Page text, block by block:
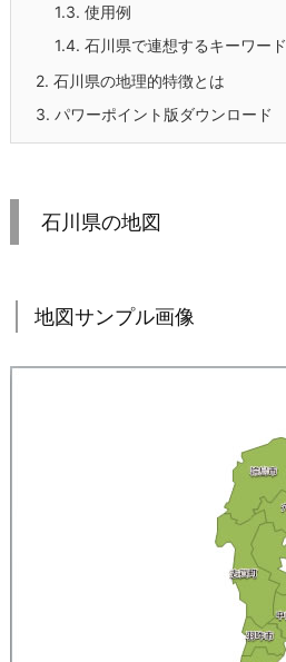
1.3. 使用例
1.4. 石川県で連想するキーワード
2. 石川県の地理的特徴とは
3. パワーポイント版ダウンロード
石川県の地図
地図サンプル画像